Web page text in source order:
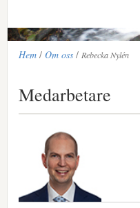
Hem/ Om oss/ Rebecka Nylén
Medarbetare